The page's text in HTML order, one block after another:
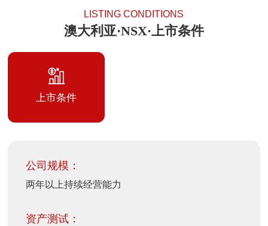
LISTING CONDITIONS
澳大利亚·NSX·上市条件
上市条件
公司规模：
两年以上持续经营能力
资产测试：